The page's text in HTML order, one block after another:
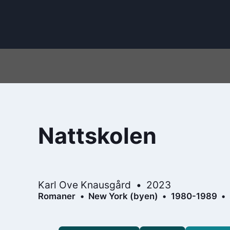
Nattskolen
Karl Ove Knausgård 2023
Romaner New York (byen) 1980-1989